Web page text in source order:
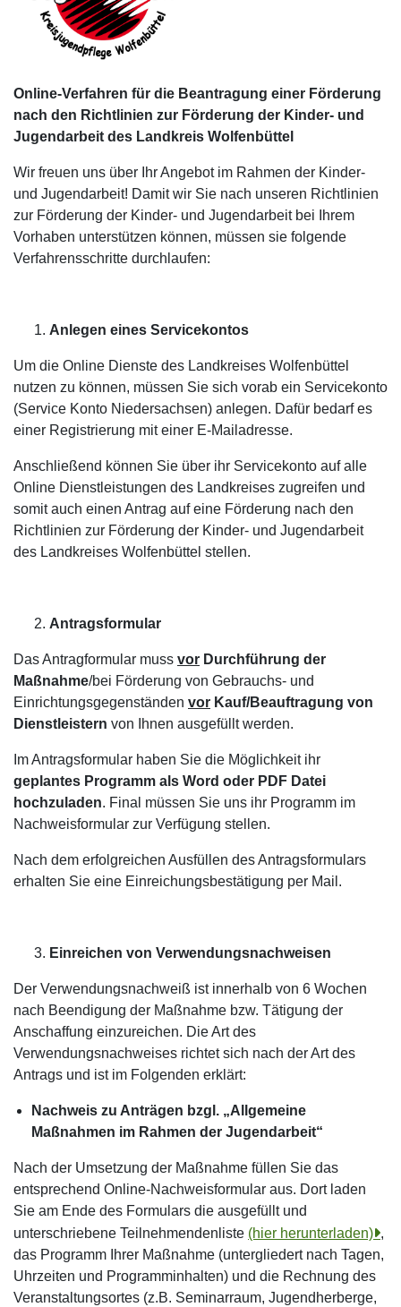
Online-Verfahren für die Beantragung einer Förderung
nach den Richtlinien zur Förderung der Kinder- und
Jugendarbeit des Landkreis Wolfenbüttel
Wir freuen uns über Ihr Angebot im Rahmen der Kinder-
und Jugendarbeit! Damit wir Sie nach unseren Richtlinien
zur Förderung der Kinder- und Jugendarbeit bei Ihrem
Vorhaben unterstützen können, müssen sie folgende
Verfahrensschritte durchlaufen:
Anlegen eines Servicekontos
Um die Online Dienste des Landkreises Wolfenbüttel
nutzen zu können, müssen Sie sich vorab ein Servicekonto
(Service Konto Niedersachsen) anlegen. Dafür bedarf es
einer Registrierung mit einer E-Mailadresse.
Anschließend können Sie über ihr Servicekonto auf alle
Online Dienstleistungen des Landkreises zugreifen und
somit auch einen Antrag auf eine Förderung nach den
Richtlinien zur Förderung der Kinder- und Jugendarbeit
des Landkreises Wolfenbüttel stellen.
Antragsformular
Das Antragformular muss vor Durchführung der
Maßnahme/bei Förderung von Gebrauchs- und
Einrichtungsgegenständen vor Kauf/Beauftragung von
Dienstleistern von Ihnen ausgefüllt werden.
Im Antragsformular haben Sie die Möglichkeit ihr
geplantes Programm als Word oder PDF Datei
hochzuladen. Final müssen Sie uns ihr Programm im
Nachweisformular zur Verfügung stellen.
Nach dem erfolgreichen Ausfüllen des Antragsformulars
erhalten Sie eine Einreichungsbestätigung per Mail.
Einreichen von Verwendungsnachweisen
Der Verwendungsnachweiß ist innerhalb von 6 Wochen
nach Beendigung der Maßnahme bzw. Tätigung der
Anschaffung einzureichen. Die Art des
Verwendungsnachweises richtet sich nach der Art des
Antrags und ist im Folgenden erklärt:
Nachweis zu Anträgen bzgl. „Allgemeine
Maßnahmen im Rahmen der Jugendarbeit“
Nach der Umsetzung der Maßnahme füllen Sie das
entsprechend Online-Nachweisformular aus. Dort laden
Sie am Ende des Formulars die ausgefüllt und
unterschriebene Teilnehmendenliste (hier herunterladen) ,
das Programm Ihrer Maßnahme (untergliedert nach Tagen,
Uhrzeiten und Programminhalten) und die Rechnung des
Veranstaltungsortes (z.B. Seminarraum, Jugendherberge,